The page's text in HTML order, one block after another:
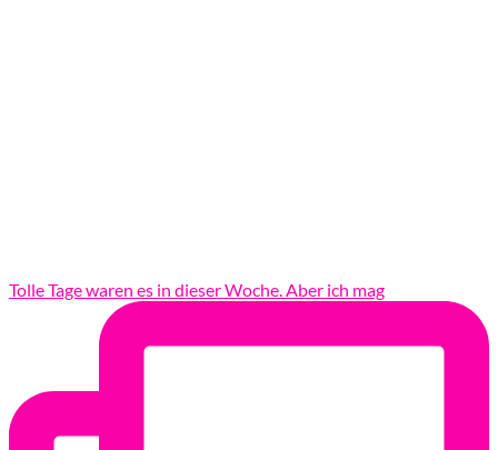
Tolle Tage waren es in dieser Woche. Aber ich mag